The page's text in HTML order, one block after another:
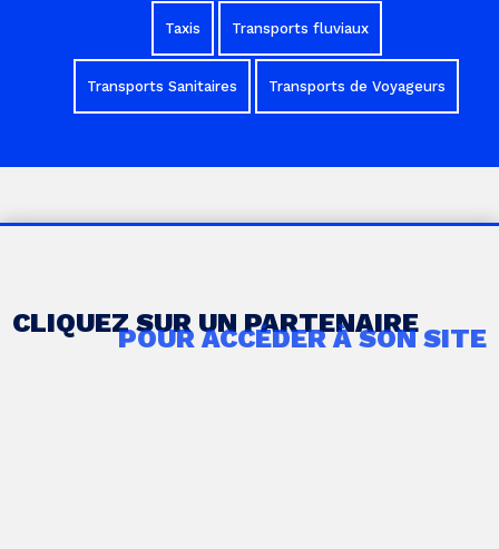
Taxis Transports fluviaux
Transports Sanitaires Transports de Voyageurs
CLIQUEZ SUR UN PARTENAIRE
POUR ACCÉDER À SON SITE